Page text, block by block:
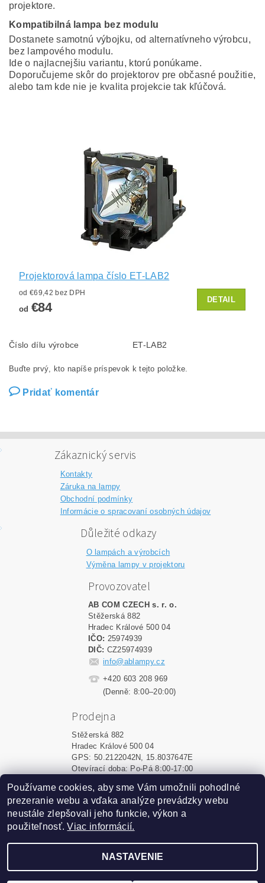
projektore.
Kompatibilná lampa bez modulu
Dostanete samotnú výbojku, od alternatívneho výrobcu,
bez lampového modulu.
Ide o najlacnejšiu variantu, ktorú ponúkame.
Doporučujeme skôr do projektorov pre občasné použitie,
alebo tam kde nie je kvalita projekcie tak kľúčová.
Projektorová lampa číslo ET-LAB2
od €69,42 bez DPH
od €84
DETAIL
Číslo dílu výrobce ET-LAB2
Buďte prvý, kto napíše príspevok k tejto položke.
Pridať komentár
Zákaznický servis
Kontakty
Záruka na lampy
Obchodní podmínky
Informácie o spracovaní osobných údajov
Důležité odkazy
O lampách a výrobcích
Výměna lampy v projektoru
Provozovatel
AB COM CZECH s. r. o.
Stěžerská 882
Hradec Králové 500 04
IČO: 25974939
DIČ: CZ25974939
info@ablampy.cz
+420 603 208 969
(Denně: 8:00–20:00)
Prodejna
Stěžerská 882
Hradec Králové 500 04
GPS: 50.2122042N, 15.8037647E
Otevírací doba: Po-Pá 8:00-17:00
Shoptet.sk MôjPrvýEshop.sk
Vytvoril Shoptet
Používame cookies, aby sme Vám umožnili pohodlné
prezeranie webu a vďaka analýze prevádzky webu
neustále zlepšovali jeho funkcie, výkon a
použiteľnosť.Viac informácií.
NASTAVENIE